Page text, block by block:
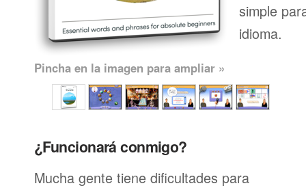
simple
idioma.
Pincha en la imagen para ampliar »
¿Funcionará conmigo?
Mucha gente tiene dificultades para